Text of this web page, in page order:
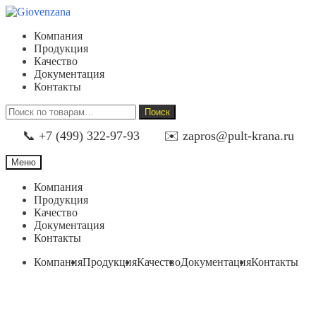
Перейти
навигации
Перейти
содержимому
Компания
Продукция
Качество
Документация
Контакты
Искать:
Поиск
📞 +7 (499) 322-97-93 ✉️ zapros@pult-krana.ru
Меню
Компания
Продукция
Качество
Документация
Контакты
КомпанияПродукцияКачествоДокументацияКонтакты